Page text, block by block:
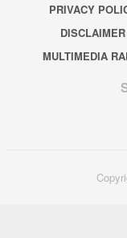
PRIVACY
DISCLAIMER
MULTIMEDIA